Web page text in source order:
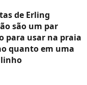
de Erling
são um par
para usar na praia
quanto em uma
linho